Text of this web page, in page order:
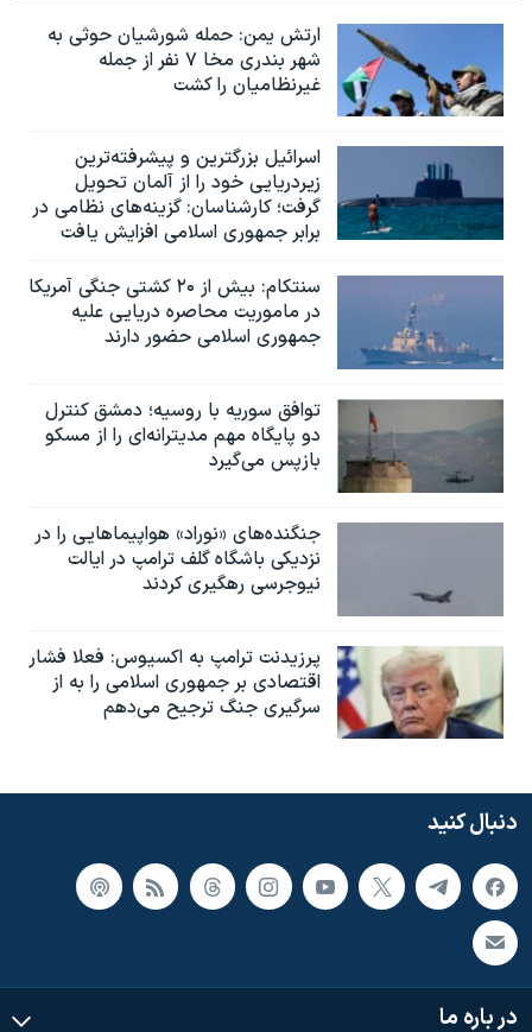
ارتش یمن: حمله شورشیان حوثی به
شهر بندری مخا ۷ نفر از جمله
غیرنظامیان را کشت
اسرائيل بزرگترین و پیشرفته‌ترین
زیردریایی خود را از آلمان تحویل
گرفت؛ کارشناسان: گزینه‌های نظامی در
برابر جمهوری اسلامی افزایش یافت
سنتکام: بیش از ۲۰ کشتی جنگی آمریکا
در ماموریت محاصره دریایی علیه
جمهوری اسلامی حضور دارند
توافق سوریه با روسیه؛ دمشق کنترل
دو پایگاه مهم مدیترانه‌ای را از مسکو
بازپس می‌گیرد
جنگنده‌های «نوراد» هواپیماهایی را در
نزدیکی باشگاه گلف ترامپ در ایالت
نیوجرسی رهگیری کردند
پرزیدنت ترامپ به اکسیوس: فعلا فشار
اقتصادی بر جمهوری اسلامی را به از
سرگیری جنگ ترجیح می‌دهم
دنبال کنید
در باره ما